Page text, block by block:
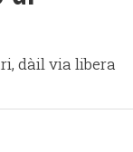
dàil via libera